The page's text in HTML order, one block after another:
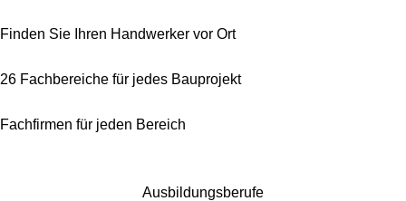
Finden Sie Ihren Handwerker vor Ort
26 Fachbereiche für jedes Bauprojekt
Fachfirmen für jeden Bereich
Ausbildungsberufe